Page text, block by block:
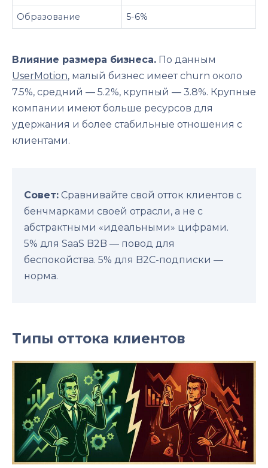
Образование 5-6%
Влияние размера бизнеса. По данным
UserMotion, малый бизнес имеет churn около
7.5%, средний — 5.2%, крупный — 3.8%. Крупные
компании имеют больше ресурсов для
удержания и более стабильные отношения с
клиентами.
Совет: Сравнивайте свой отток клиентов с
бенчмарками своей отрасли, а не с
абстрактными «идеальными» цифрами.
5% для SaaS B2B — повод для
беспокойства. 5% для B2C-подписки —
норма.
Типы оттока клиентов